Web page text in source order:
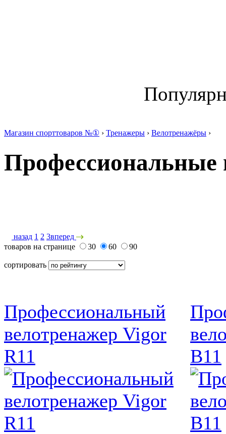
Магазин спорттоваров №① › Тренажеры › Велотренажёры ›
Профессиональные
назад 1 2 3вперед
товаров на странице
30 60 90
сортировать
Профессиональный
велотренажер Vigor
R11
B11